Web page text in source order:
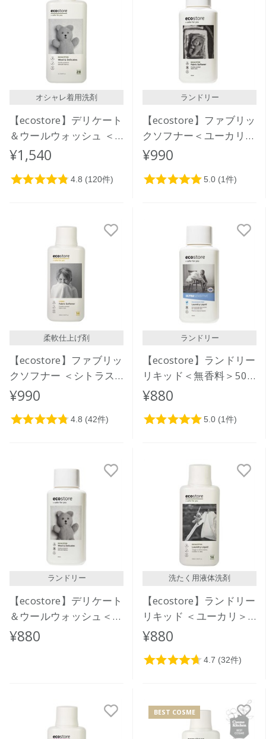
オシャレ着用洗剤
【ecostore】デリケート
＆ウールウォッシュ ＜
おしゃれ着用＞1L
¥1,540
ランドリー
【ecostore】ファブリッ
クソフナー＜ユーカリ＞
500ｍL
¥990
柔軟仕上げ剤
【ecostore】ファブリッ
クソフナー ＜シトラス
＞ 500mL
¥990
ランドリー
【ecostore】ランドリー
リキッド＜無香料＞500
ｍL
¥880
ランドリー
【ecostore】デリケート
＆ウールウォッシュ＜お
しゃれ着用＞ 500ｍL
¥880
洗たく用液体洗剤
【ecostore】ランドリー
リキッド ＜ユーカリ＞
500mL
¥880
BEST COSME